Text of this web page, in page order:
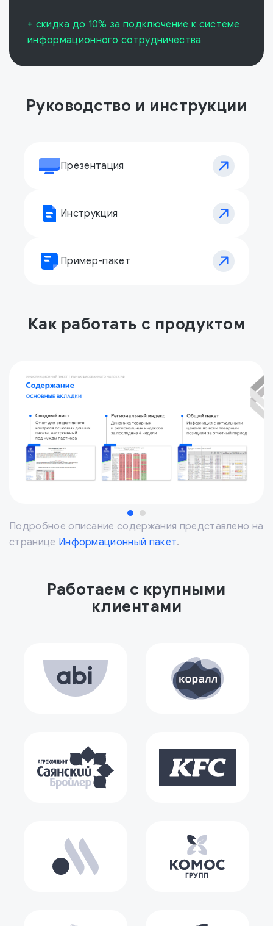
+ скидка до 10% за подключение к системе
информационного сотрудничества
Руководство и инструкции
Презентация
Инструкция
Пример-пакет
Как работать с продуктом
Подробное описание содержания представлено на
странице Информационный пакет.
Работаем с крупными
клиентами